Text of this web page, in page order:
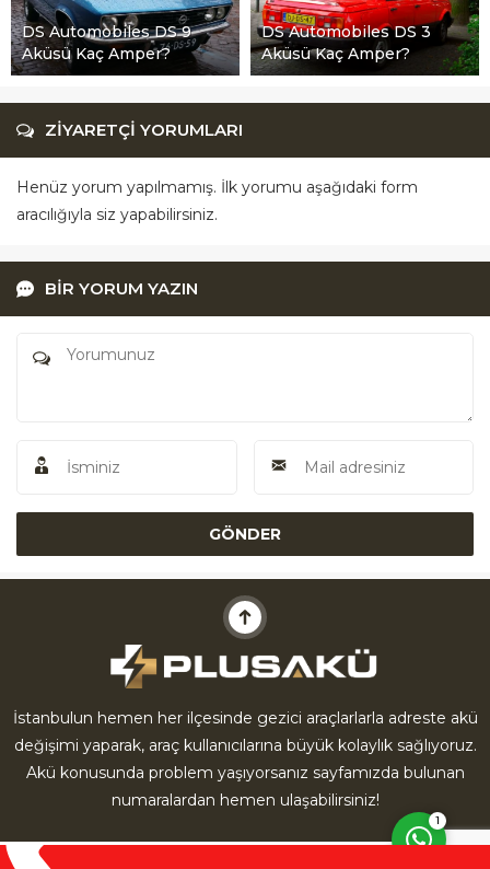
DS Automobiles DS 9
Aküsü Kaç Amper?
DS Automobiles DS 3
Aküsü Kaç Amper?
ZİYARETÇİ YORUMLARI
Henüz yorum yapılmamış. İlk yorumu aşağıdaki form
aracılığıyla siz yapabilirsiniz.
BİR YORUM YAZIN
Cevap Yaz
1
İstanbulun hemen her ilçesinde gezici araçlarlarla adreste akü
değişimi yaparak, araç kullanıcılarına büyük kolaylık sağlıyoruz.
Akü konusunda problem yaşıyorsanız sayfamızda bulunan
numaralardan hemen ulaşabilirsiniz!